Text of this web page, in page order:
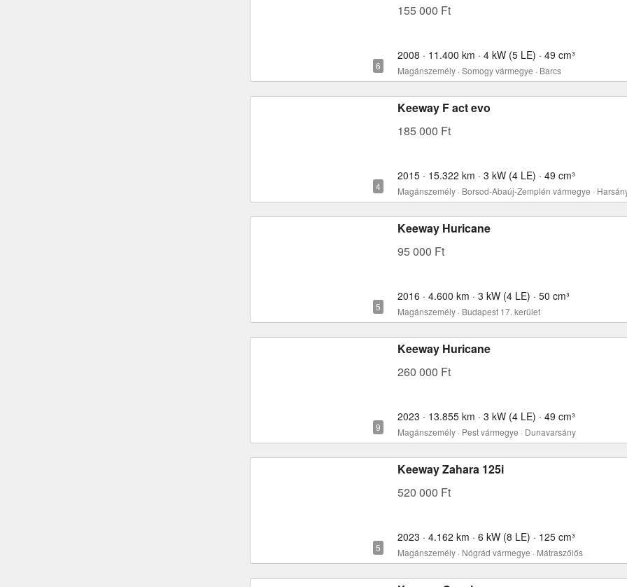
155 000 Ft
2008 · 11.400 km · 4 kW (5 LE) · 49 cm³
Magánszemély · Somogy vármegye · Barcs
Keeway F act evo
185 000 Ft
2015 · 15.322 km · 3 kW (4 LE) · 49 cm³
Magánszemély · Borsod-Abaúj-Zemplén vármegye ·
Keeway Huricane
95 000 Ft
2016 · 4.600 km · 3 kW (4 LE) · 50 cm³
Magánszemély · Budapest 17. kerület
Keeway Huricane
260 000 Ft
2023 · 13.855 km · 3 kW (4 LE) · 49 cm³
Magánszemély · Pest vármegye · Dunavarsány
Keeway Zahara 125i
520 000 Ft
2023 · 4.162 km · 6 kW (8 LE) · 125 cm³
Magánszemély · Nógrád vármegye · Mátraszőlős